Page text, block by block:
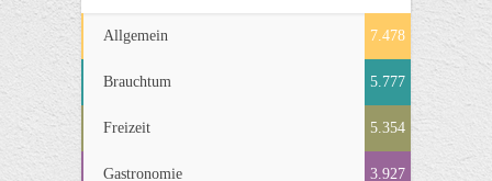
Allgemein 7.478
Brauchtum 5.777
Freizeit 5.354
Gastronomie 3.927